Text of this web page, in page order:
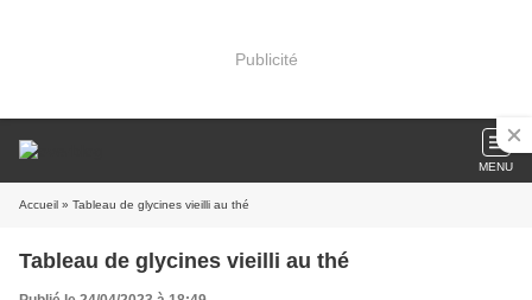
Publicité
MENU
Accueil » Tableau de glycines vieilli au thé
Tableau de glycines vieilli au thé